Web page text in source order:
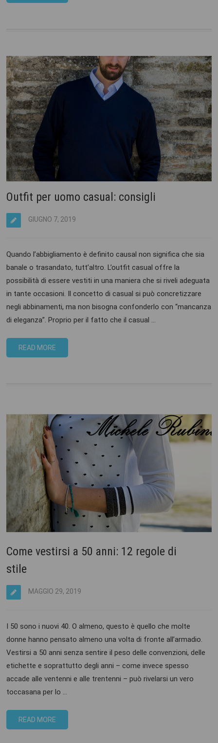
Outfit per uomo casual: consigli
GIUGNO 7, 2019
Quando l’abbigliamento è definito causal non significa che sia
banale o trasandato, tutt’altro. L’outfit casual offre la
possibilità di essere vestiti in una maniera che si riveli adeguata
in tante occasioni. Il concetto di casual si può concretizzare
negli abbinamenti, ma non bisogna confonderlo con “mancanza
di eleganza”. Proprio per il fatto che il casual …
READ MORE
Come vestirsi a 50 anni: 12 regole di
stile
MAGGIO 29, 2019
I 50 sono i nuovi 40. O almeno, questo è quello che molte
donne hanno pensato almeno una volta di fronte all’armadio.
Vestirsi a 50 anni senza sentire il peso delle convenzioni, delle
etichette e soprattutto degli anni – come invece spesso
accade alle ventenni e alle trentenni – può rivelarsi un vero
toccasana per lo …
READ MORE